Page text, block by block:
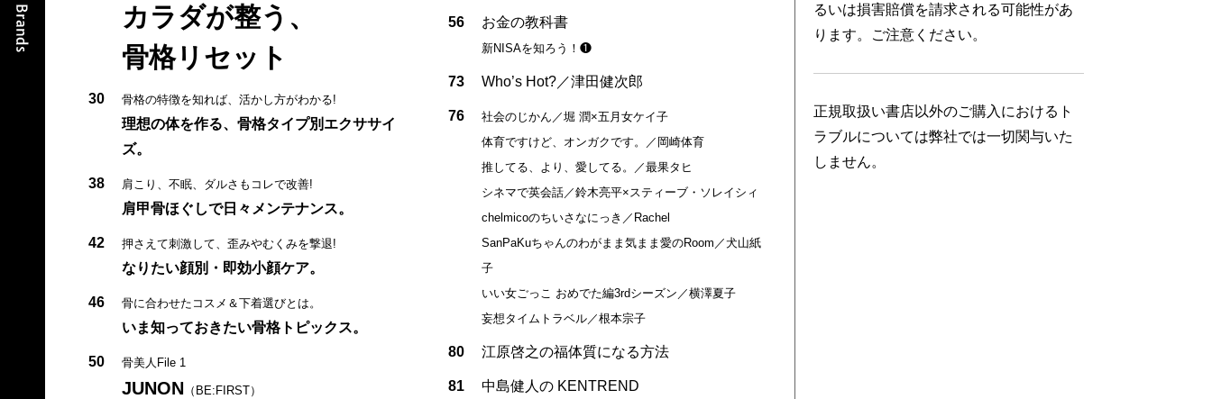
カラダが整う、
骨格リセット
30 骨格の特徴を知れば、活かし方がわかる!
理想の体を作る、骨格タイプ別エクササイ
ズ。
38 肩こり、不眠、ダルさもコレで改善!
肩甲骨ほぐしで日々メンテナンス。
42 押さえて刺激して、歪みやむくみを撃退!
なりたい顔別・即効小顔ケア。
46 骨に合わせたコスメ＆下着選びとは。
いま知っておきたい骨格トピックス。
50 骨美人File 1
JUNON （BE:FIRST）
56 お金の教科書
新NISAを知ろう！❶
73 Who’s Hot?／津田健次郎
76
社会のじかん／堀 潤×五月女ケイ子
体育ですけど、オンガクです。／岡崎体育
推してる、より、愛してる。／最果タヒ
シネマで英会話／鈴木亮平×スティーブ・ソレイシィ
chelmicoのちいさなにっき／Rachel
SanPaKuちゃんのわがまま気まま愛のRoom／犬山紙
子
いい女ごっこ おめでた編3rdシーズン／横澤夏子
妄想タイムトラベル／根本宗子
80 江原啓之の福体質になる方法
81 中島健人の KENTREND
るいは損害賠償を請求される可能性があ
ります。ご注意ください。
正規取扱い書店以外のご購入におけるト
ラブルについては弊社では一切関与いた
しません。